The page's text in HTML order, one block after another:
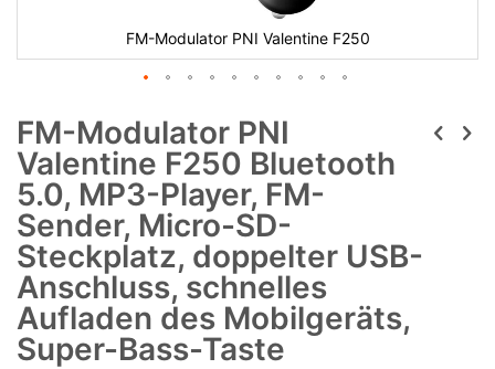
FM-Modulator PNI Valentine F250
FM-Modulator PNI
Valentine F250 Bluetooth
5.0, MP3-Player, FM-
Sender, Micro-SD-
Steckplatz, doppelter USB-
Anschluss, schnelles
Aufladen des Mobilgeräts,
Super-Bass-Taste